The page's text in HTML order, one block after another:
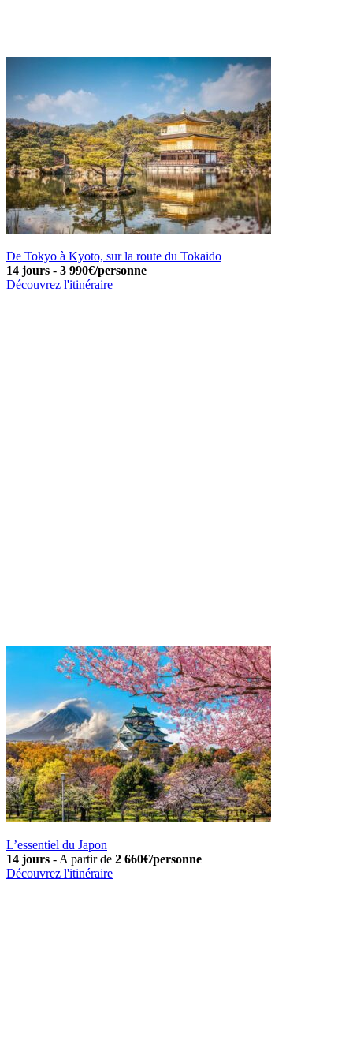
De Tokyo à Kyoto, sur la route du Tokaido
14 jours - 3 990€/personne
Découvrez l'itinéraire
L’essentiel du Japon
14 jours - A partir de 2 660€/personne
Découvrez l'itinéraire